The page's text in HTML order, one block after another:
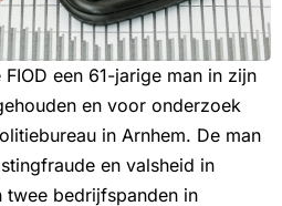
een 61-jarige man in zijn
en voor onderzoek
in Arnhem. De man
en valsheid in
bedrijfspanden in